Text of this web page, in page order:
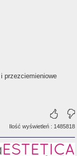
przezciemieniowe
Ilość wyświetleń : 1485818